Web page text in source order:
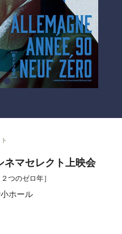
マセレクト上映会
つのゼロ年］
ホール